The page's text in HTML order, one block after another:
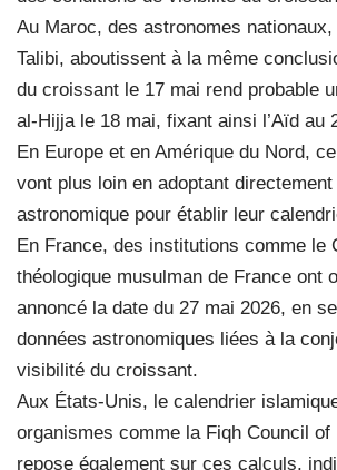
Au Maroc, des astronomes
Talibi, aboutissent à la même
du croissant le 17 mai rend probable
al-Hijja le 18 mai, fixant ainsi l’Aïd au
En Europe et en Amérique du Nord,
vont plus loin en adoptant
astronomique pour établir leur
En France, des institutions comme le
théologique musulman de France ont
annoncé la date du 27 mai 2026, en
données astronomiques liées à la
visibilité du croissant.
Aux États-Unis, le calendrier
organismes comme la Fiqh Council of
repose également sur ces calculs,